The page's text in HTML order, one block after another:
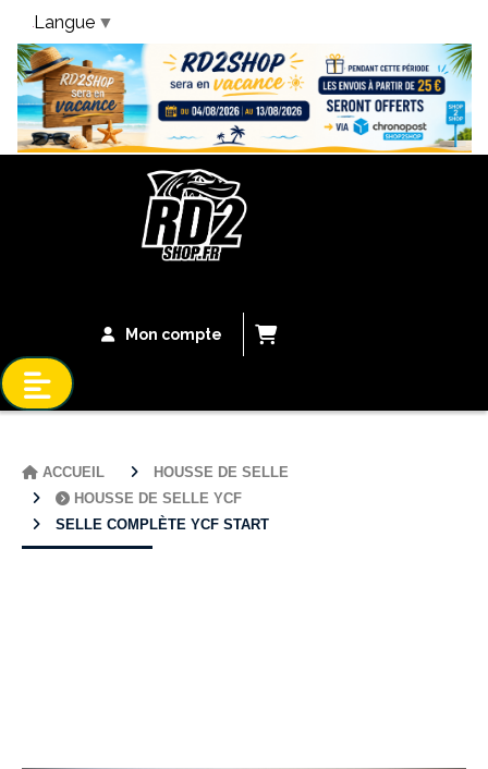
Bandeau Vacances
Mon compte
ACCUEIL
HOUSSE DE SELLE
HOUSSE DE SELLE YCF
SELLE COMPLÈTE YCF START
Langue ▼